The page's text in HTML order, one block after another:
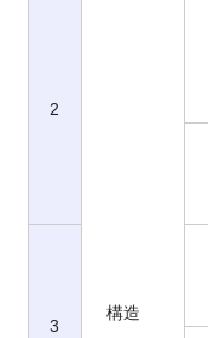
2
構造
3